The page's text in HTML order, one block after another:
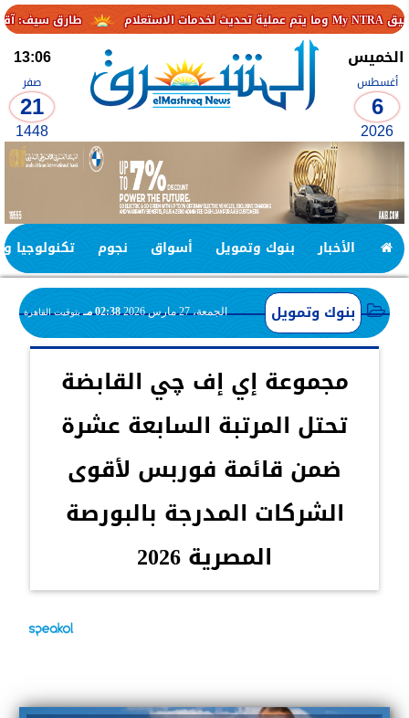
طارق سيف: آقاق واسعة
الخميس
أغسطس
6
2026
13:06
صفر
21
1448
الأخبار بنوك وتمويل أسواق نجوم تكنولوجيا
بنوك وتمويل الجمعة، 27 مارس 2026 02:38 مـ بتوقيت القاهرة
مجموعة إي إف چي القابضة
تحتل المرتبة السابعة عشرة
ضمن قائمة فوربس لأقوى
الشركات المدرجة بالبورصة
المصرية 2026